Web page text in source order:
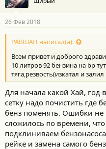
26 Фев 2018
РАВШАН написал(а):
Всем привет и доброго
10 литров 92 бензина на bp
тяга,резвость(изкатал и
Для начала какой Хай, год
сетку надо почистить где
бенз поменять. Ошибки
сложилось по времени, что
подклиниваем
рейке и замена самого